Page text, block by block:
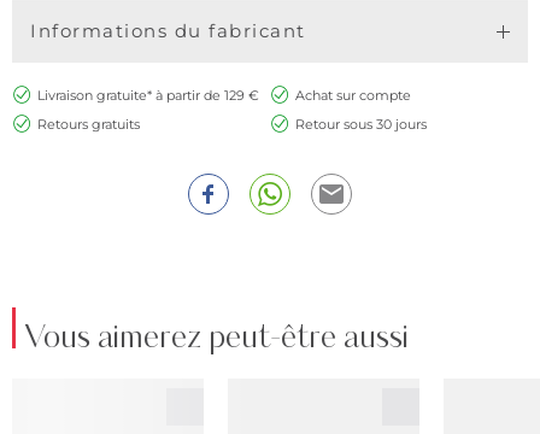
Informations du fabricant
Livraison gratuite* à partir de 129 €
Achat sur compte
Retours gratuits
Retour sous 30 jours
Vous aimerez peut-être aussi